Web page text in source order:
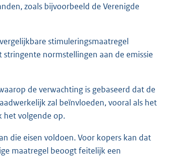
zoals bijvoorbeeld de Verenigde
stimuleringsmaatregel
normstellingen aan de emissie
de verwachting is gebaseerd dat de
zal beïnvloeden, vooral als het
het volgende op.
die eisen voldoen. Voor kopers kan dat
maatregel beoogt feitelijk een